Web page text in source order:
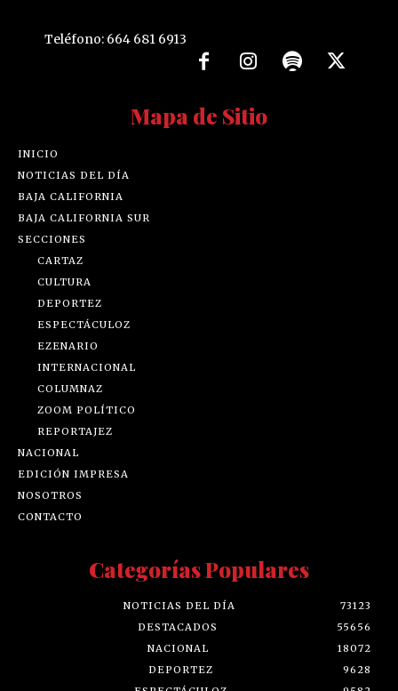
Teléfono: 664 681 6913
Mapa de Sitio
INICIO
NOTICIAS DEL DÍA
BAJA CALIFORNIA
BAJA CALIFORNIA SUR
SECCIONES
CARTAZ
CULTURA
DEPORTEZ
ESPECTÁCULOZ
EZENARIO
INTERNACIONAL
COLUMNAZ
ZOOM POLÍTICO
REPORTAJEZ
NACIONAL
EDICIÓN IMPRESA
NOSOTROS
CONTACTO
Categorías Populares
NOTICIAS DEL DÍA
73123
DESTACADOS
55656
NACIONAL
18072
DEPORTEZ
9628